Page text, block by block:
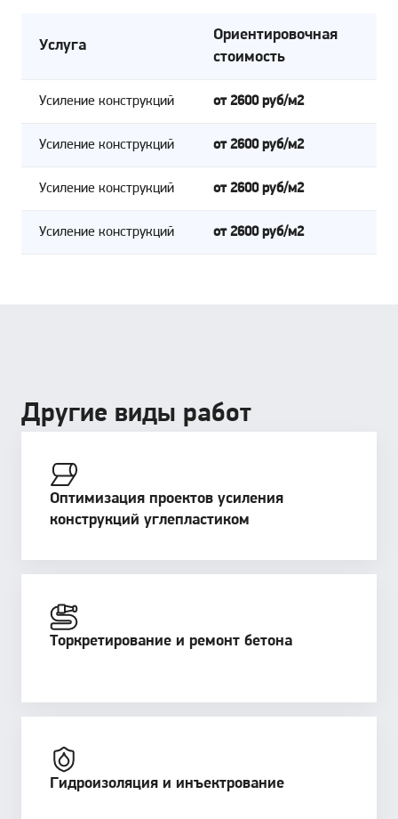
Услуга
Ориентировочная
стоимость
Усиление конструкций от 2600 руб/м2
Усиление конструкций от 2600 руб/м2
Усиление конструкций от 2600 руб/м2
Усиление конструкций от 2600 руб/м2
Другие виды работ
Оптимизация проектов усиления
конструкций углепластиком
Торкретирование и ремонт бетона
Гидроизоляция и инъектрование